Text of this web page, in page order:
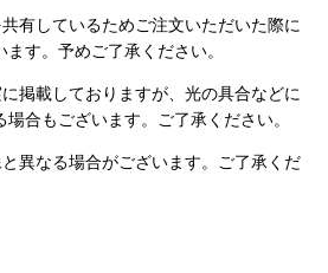
有しているためご注文いただいた際に
す。予めご了承ください。
掲載しておりますが、光の具合などに
合もございます。ご了承ください。
異なる場合がございます。ご了承くだ